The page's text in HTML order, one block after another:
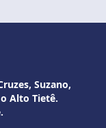
Suzano,
Alto Tietê.